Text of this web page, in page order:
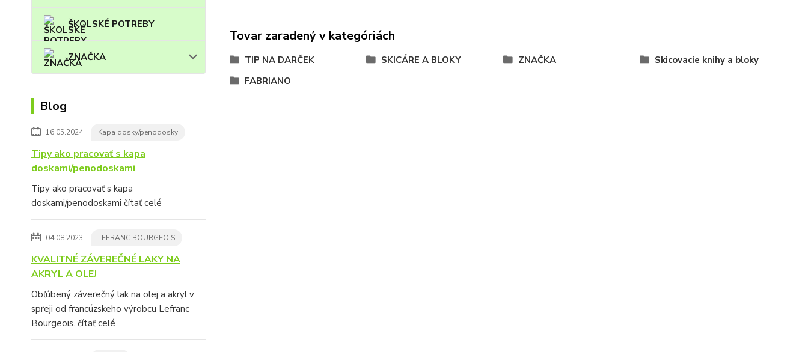
ŠKOLSKÉ POTREBY
ZNAČKA
Blog
16.05.2024 Kapa dosky/penodosky
Tipy ako pracovať s kapa
doskami/penodoskami
Tipy ako pracovať s kapa
doskami/penodoskami čítať celé
04.08.2023 LEFRANC BOURGEOIS
KVALITNÉ ZÁVEREČNÉ LAKY NA
AKRYL A OLEJ
Obľúbený záverečný lak na olej a akryl v
spreji od francúzskeho výrobcu Lefranc
Bourgeois. čítať celé
Tovar zaradený v kategóriách
TIP NA DARČEK SKICÁRE A BLOKY ZNAČKA
Skicovacie knihy a bloky
FABRIANO